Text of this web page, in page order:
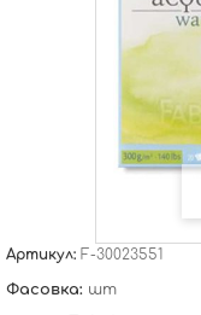
Артикул: F-30023551
Фасовка: шт